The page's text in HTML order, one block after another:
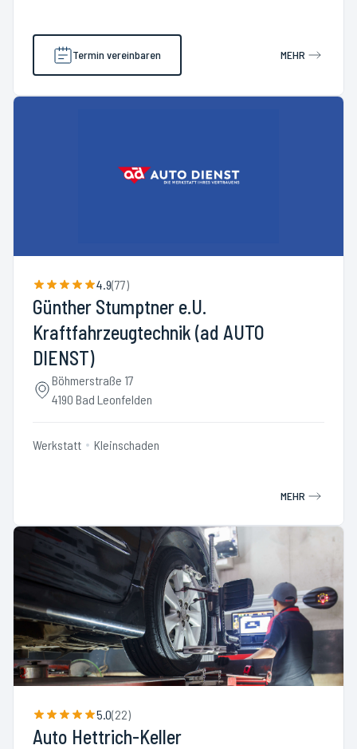
Termin vereinbaren MEHR
4.9(77)
Günther Stumptner e.U.
Kraftfahrzeugtechnik (ad AUTO
DIENST)
Böhmerstraße 17
4190 Bad Leonfelden
Werkstatt Kleinschaden
MEHR
5.0(22)
Auto Hettrich-Keller